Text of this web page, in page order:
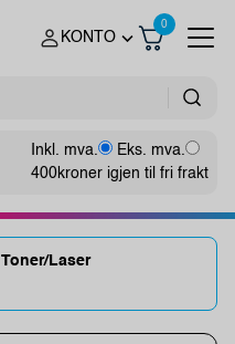
KONTO
0
Inkl. mva.
Eks. mva.
400kroner igjen til fri frakt
Toner/Laser